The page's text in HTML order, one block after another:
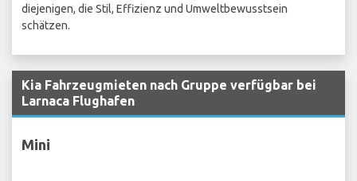
diejenigen, die Stil, Effizienz und Umweltbewusstsein
schätzen.
Kia Fahrzeugmieten nach Gruppe verfügbar bei
Larnaca Flughafen
Mini